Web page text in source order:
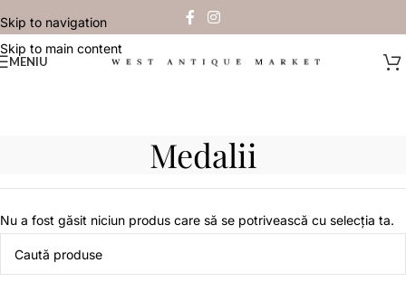
Skip to navigation
Skip to main content
MENIU
Medalii
Nu a fost găsit niciun produs care să se potrivească cu selecția ta.